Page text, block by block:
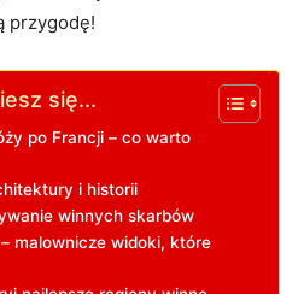
przygodę!
się...
po Francji – co warto
i historii
winnych skarbów
malownicze widoki, które